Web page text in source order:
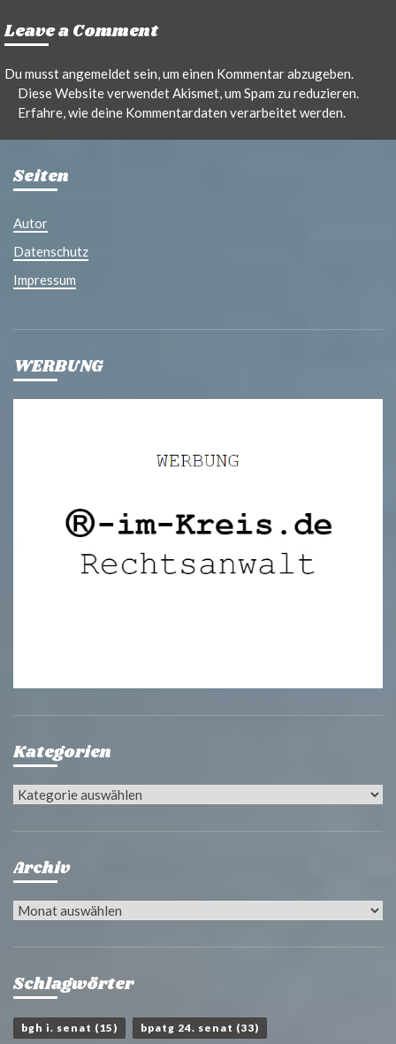
Leave a Comment
Du musstangemeldetsein, um einen Kommentar abzugeben.
Diese Website verwendet Akismet, um Spam zu reduzieren.
Erfahre, wie deine Kommentardaten verarbeitet werden.
Seiten
Autor
Datenschutz
Impressum
WERBUNG
Kategorien
Kategorien
Archiv
Archiv
Schlagwörter
bgh i. senat (15) bpatg 24. senat (33)